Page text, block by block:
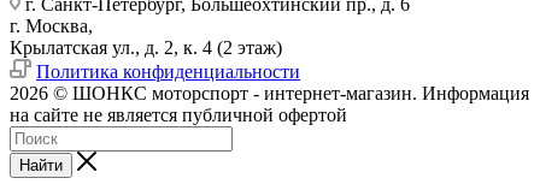
г. Москва,
Крылатская ул., д. 2, к. 4 (2 этаж)
Политика конфиденциальности
2026 © ШОНКС моторспорт - интернет-магазин. Информация
на сайте не является публичной офертой
Найти